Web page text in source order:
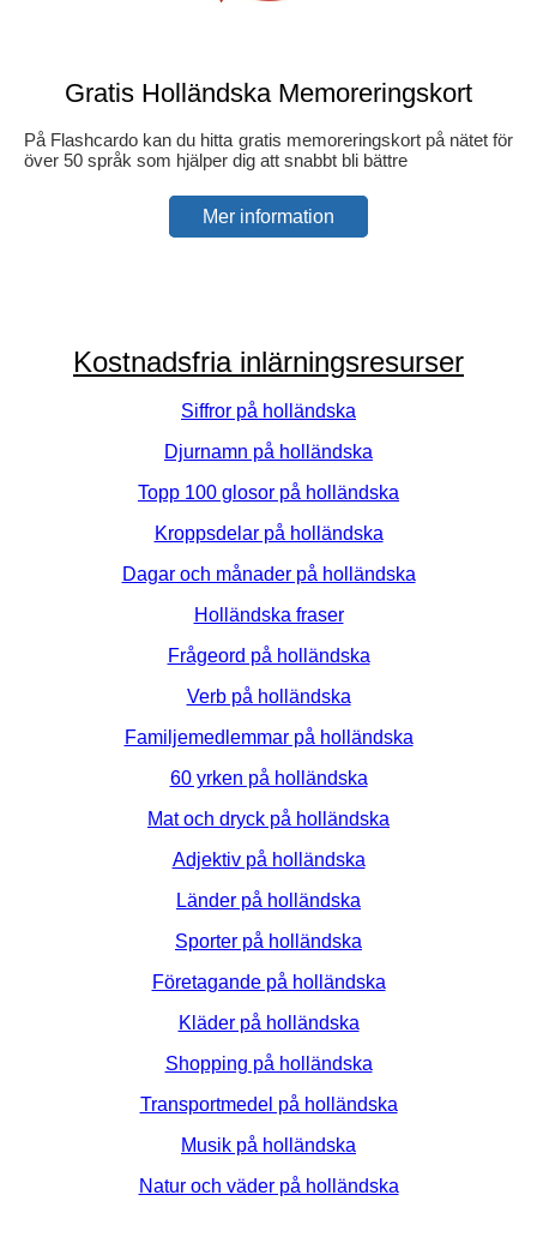
Gratis Holländska Memoreringskort
På Flashcardo kan du hitta gratis memoreringskort på nätet för
över 50 språk som hjälper dig att snabbt bli bättre
Mer information
Kostnadsfria inlärningsresurser
Siffror på holländska
Djurnamn på holländska
Topp 100 glosor på holländska
Kroppsdelar på holländska
Dagar och månader på holländska
Holländska fraser
Frågeord på holländska
Verb på holländska
Familjemedlemmar på holländska
60 yrken på holländska
Mat och dryck på holländska
Adjektiv på holländska
Länder på holländska
Sporter på holländska
Företagande på holländska
Kläder på holländska
Shopping på holländska
Transportmedel på holländska
Musik på holländska
Natur och väder på holländska